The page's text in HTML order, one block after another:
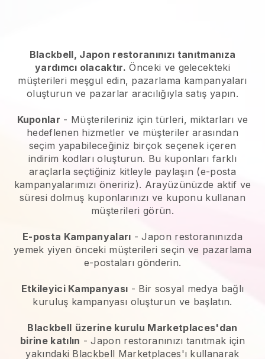
Blackbell, Japon restoranınızı tanıtmanıza
yardımcı olacaktır. Önceki ve gelecekteki
müşterileri meşgul edin, pazarlama kampanyaları
oluşturun ve pazarlar aracılığıyla satış yapın.
Kuponlar - Müşterileriniz için türleri, miktarları ve
hedeflenen hizmetler ve müşteriler arasından
seçim yapabileceğiniz birçok seçenek içeren
indirim kodları oluşturun. Bu kuponları farklı
araçlarla seçtiğiniz kitleyle paylaşın (e-posta
kampanyalarımızı öneririz). Arayüzünüzde aktif ve
süresi dolmuş kuponlarınızı ve kuponu kullanan
müşterileri görün.
E-posta Kampanyaları -Japon restoranınızda
yemek yiyen önceki müşterileri seçin ve pazarlama
e-postaları gönderin.
Etkileyici Kampanyası - Bir sosyal medya bağlı
kuruluş kampanyası oluşturun ve başlatın.
Blackbell üzerine kurulu Marketplaces'dan
birine katılın -Japon restoranınızı tanıtmak için
yakındaki Blackbell Marketplaces'ı kullanarak